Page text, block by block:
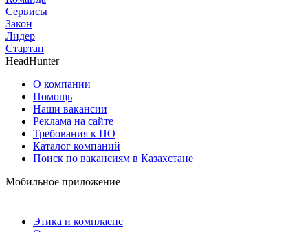
Сервисы
Закон
Лидер
Стартап
HeadHunter
О компании
Помощь
Наши вакансии
Реклама на сайте
Требования к ПО
Каталог компаний
Поиск по вакансиям в Казахстане
Мобильное приложение
Этика и комплаенс